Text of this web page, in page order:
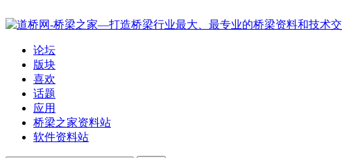
论坛
版块
喜欢
话题
应用
桥梁之家资料站
软件资料站